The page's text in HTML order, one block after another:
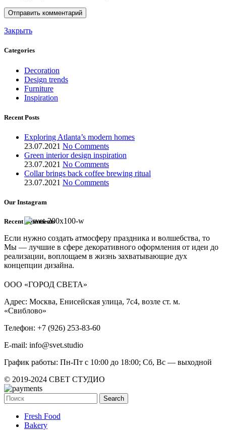
Закрыть
Categories
Decoration
Design trends
Furniture
Inspiration
Recent Posts
Exploring Atlanta’s modern homes
23.07.2021 No Comments
Green interior design inspiration
23.07.2021 No Comments
Collar brings back coffee brewing ritual
23.07.2021 No Comments
Our Instagram
Recent Comments
Если нужно создать атмосферу праздника и волшебства, то
Мы — лучшие в сфере декоративного оформления от идеи до
реализации, воплощаем в жизнь захватывающие дух
концепции дизайна.
ООО «ГОРОД СВЕТА»
Адрес: Москва, Енисейская улица, 7с4, возле ст. м.
«Свиблово»
Телефон: +7 (926) 253-83-60
E-mail: info@svet.studio
График работы: Пн-Пт с 10:00 до 18:00; Сб, Вс — выходной
© 2019-2024 СВЕТ СТУДИО
Search
Fresh Food
Bakery